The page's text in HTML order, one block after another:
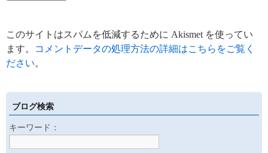
このサイトはスパムを低減するために Akismet を使ってい
ます。
コメントデータの処理方法の詳細はこちらをご覧く
ださい。
ブログ検索
キーワード：